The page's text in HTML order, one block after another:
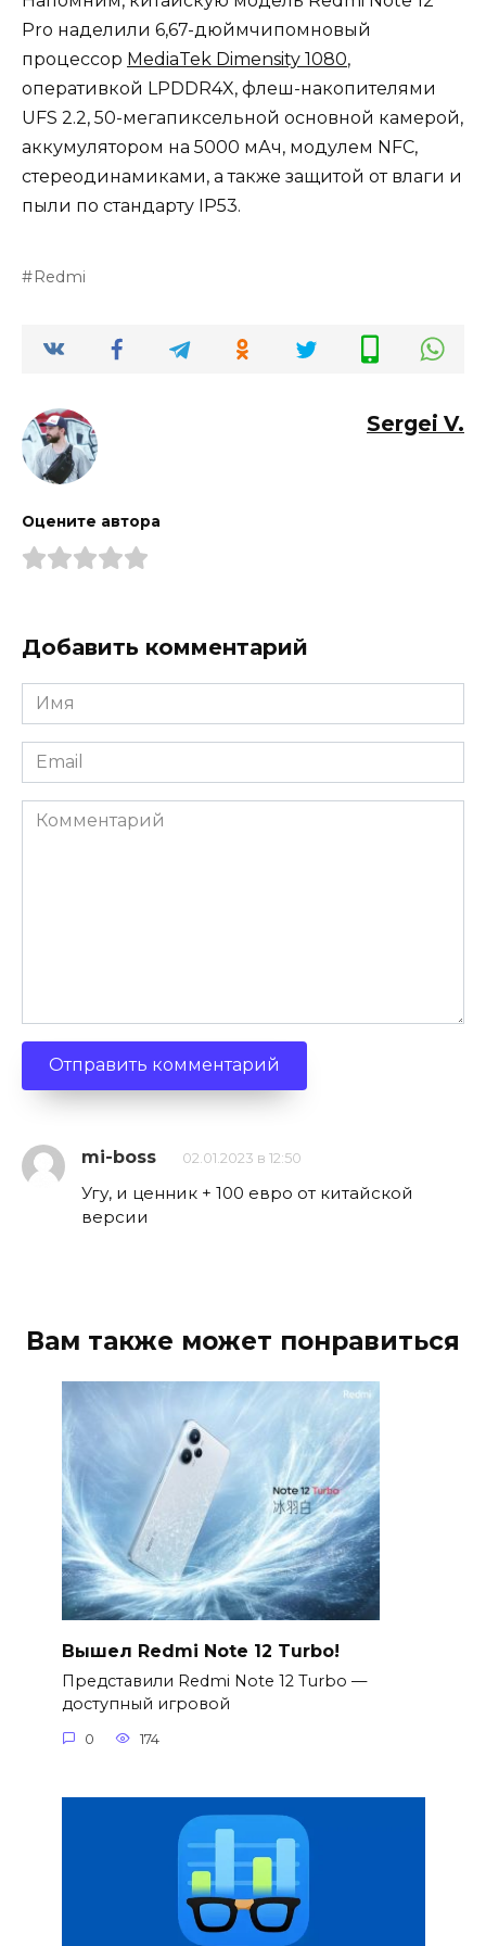
Pro наделили 6,67-дюймчипомновый
процессор MediaTek Dimensity 1080,
оперативкой LPDDR4X, флеш-накопителями
UFS 2.2, 50-мегапиксельной основной камерой,
аккумулятором на 5000 мАч, модулем NFC,
стереодинамиками, а также защитой от влаги и
пыли по стандарту IP53.
Redmi
Sergei V.
Оцените автора
Добавить комментарий
Имя
*
Email
*
Комментарий
mi-boss 02.01.2023 в 12:50
Угу, и ценник + 100 евро от китайской
версии
Вам также может понравиться
Вышел Redmi Note 12 Turbo!
Представили Redmi Note 12 Turbo —
доступный игровой
0 174